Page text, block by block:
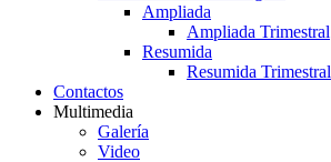
Ampliada
Ampliada Trimestral
Resumida
Resumida Trimestral
Contactos
Multimedia
Galería
Video